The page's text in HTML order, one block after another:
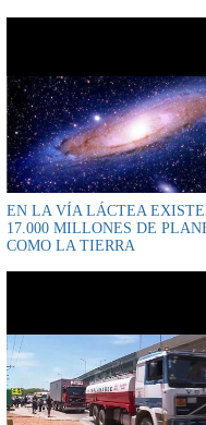
EN LA VÍA LÁCTEA
17.000 MILLONES DE
COMO LA TIERRA